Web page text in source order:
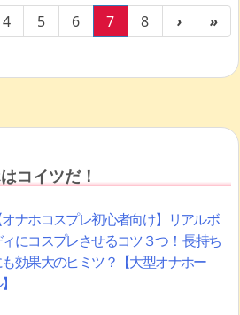
4 5 6 7 8 › »
コイツだ！
オナホコスプレ初心者向け】リアルボ
にコスプレさせるコツ３つ！ 長持ち
効果大のヒミツ？【大型オナホー